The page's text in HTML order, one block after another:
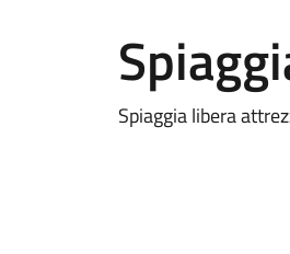
Spiaggia libera